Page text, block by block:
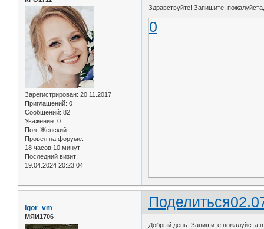
Зарегистрирован: 20.11.2017
Приглашений: 0
Сообщений: 82
Уважение: 0
Пол: Женский
Провел на форуме:
18 часов 10 минут
Последний визит:
19.04.2024 20:23:04
Здравствуйте! Запишите,
0
Поделиться
Igor_vm
МЯИ1706
Добрый день. Запишите пожалуйста